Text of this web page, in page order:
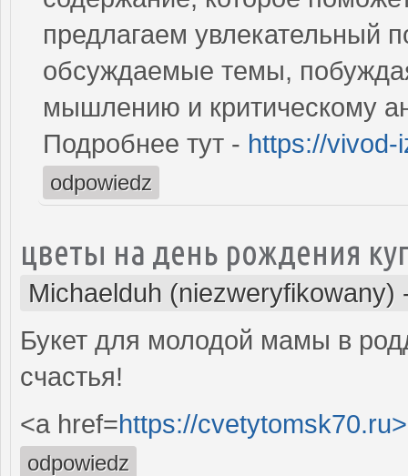
предлагаем увлекательный
обсуждаемые темы,
мышлению и критическому
Подробнее тут - https://vivod-
odpowiedz
цветы на день рождения
Michaelduh (niezweryfikowany)
Букет для молодой мамы в
счастья!
<a href=https://cvetytomsk70.ru>
odpowiedz